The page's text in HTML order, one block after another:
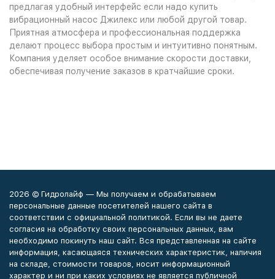
предлагая удобный интерфейс если надо купить
вибрационный насос Джилекс или любой другой товар.
Приятная атмосфера и профессиональная поддержка
делают процесс выбора простым и интуитивно понятным.
Компания уделяет особое внимание скорости доставки,
обеспечивая получение заказов в кратчайшие сроки.
2026 © Гидролайф — Мы получаем и обрабатываем
персональные данные посетителей нашего сайта в
соответствии с официальной политикой. Если вы не даете
согласия на обработку своих персональных данных, вам
необходимо покинуть наш сайт. Вся представленная на сайте
информация, касающаяся технических характеристик, наличия
на складе, стоимости товаров, носит информационный
характер и ни при каких условиях не является публичной